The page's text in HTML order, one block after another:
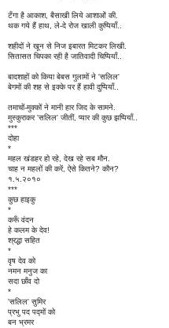
टँगा है आकाश, बैसाखी लिये आशाओं की.
थक गये हैं हाथ, ले-दे रोज खाली कुप्पियाँ..
शहीदों ने खून से निज इबारत मिटकर लिखी.
सितासत चिपका रही है जातिवादी चिप्पियाँ..
बादशाहों को किया बेबस गुलामों ने 'सलिल'
बेगमों की शह से इक्के पर हैं हावी दुप्पियाँ..
तमाचों-मुक्कों ने मानी हार जिद के सामने.
मुस्कुराकर 'सलिल' जीतीं, प्यार की कुछ झप्पियाँ..
***
दोहा
*
महल खंडहर हो रहे, देख रहे सब मौन.
चाह न महलों की करें, ऐसे कितने? कौन?
१.५.२०१०
***
कुछ हाइकु
*
करूँ वंदन
हे कलम के देव!
श्रद्धा सहित
*
वृष देव को
नमन मनुज का
सदा छाँव दो
*
'सलिल' सुमिर
प्रभु पद पद्मों को
बन भ्रमर